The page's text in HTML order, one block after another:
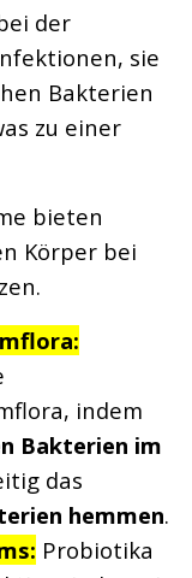
der
sie
Bakterien
zu einer
bieten
Körper bei
indem
Bakterien im
das
hemmen.
Probiotika